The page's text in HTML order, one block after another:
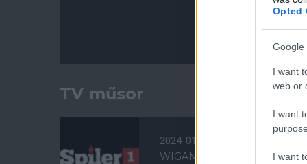
Opted
Google
I want
web or
I want
I want
TV műsor
2024-01-08 21:15
WIGAN ATHLETIC -